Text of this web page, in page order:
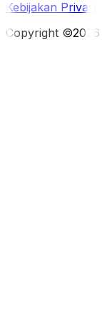
Kebijakan Privasi
Copyright ©2026